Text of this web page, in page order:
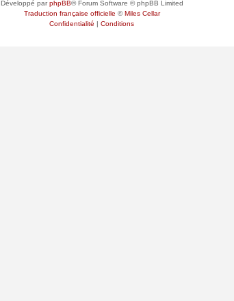
Développé parphpBB® Forum Software © phpBB Limited
Traduction française officielle ©Miles Cellar
Confidentialité | Conditions